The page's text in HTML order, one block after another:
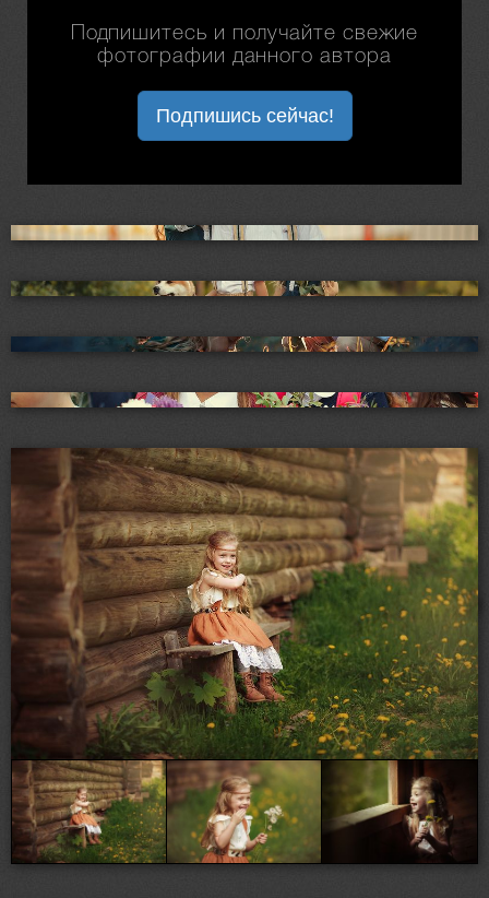
Подпишитесь и получайте свежие
фотографии данного автора
Подпишись сейчас!